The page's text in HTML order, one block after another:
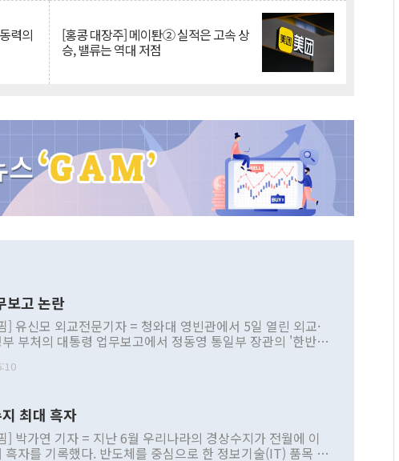
력의 [홍콩 대장주] 메이퇀② 실적은 고속 상
승, 밸류는 역대 저점
보고 논란
] 유신모 외교전문기자 = 청와대 영빈관에서 5일 열린 외교·
부처의 대통령 업무보고에서 정동영 통일부 장관의 '한반도
부 내 조율을 거치지 않은 사안을 정책으로 추진하겠다고 공
근거한 비현실적 구상'이라는 비판을 내놨다. 그동안 정 장
관련 발언이 물의를 빚은 적은 여러 번 있지만 대통령과 유
공개적으로 부정적 입장을 표명한 것은 이례적이다. 정 장
최대 흑자
] 박가연 기자 = 지난 6월 우리나라의 경상수지가 전월에 이
흑자를 기록했다. 반도체를 중심으로 한 정보기술(IT) 품목 수